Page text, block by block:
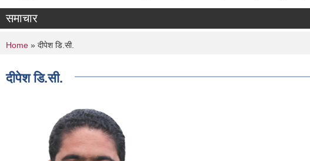
समाचार
You are here
Home » दीपेश डि.सी.
दीपेश डि.सी.